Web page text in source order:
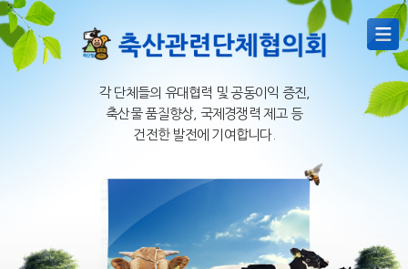
각 단체들의 유대협력 및 공동이익 증진,
축산물 품질향상, 국제경쟁력 제고 등
건전한 발전에 기여합니다.